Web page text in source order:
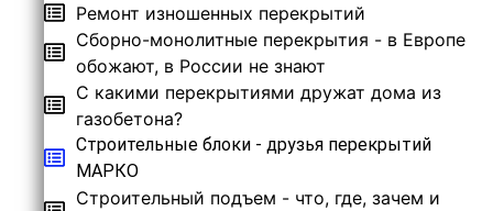
Ремонт изношенных перекрытий
Сборно-монолитные перекрытия - в Европе
обожают, в России не знают
С какими перекрытиями дружат дома из
газобетона?
Строительные блоки - друзья перекрытий
МАРКО
Строительный подъем - что, где, зачем и